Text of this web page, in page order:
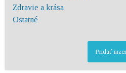
Zdravie a krása
Ostatné
Pridať